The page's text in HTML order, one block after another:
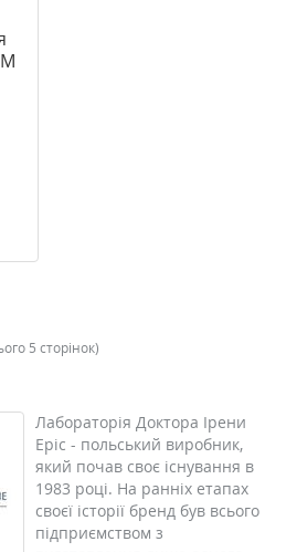
5 сторінок)
Лабораторія Доктора Ірени
Еріс - польський виробник,
який почав своє існування в
1983 році. На ранніх етапах
своєї історії бренд був всього
підприємством з